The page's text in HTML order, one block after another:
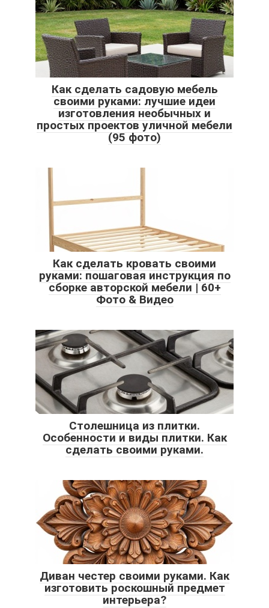
Как сделать садовую мебель
своими руками: лучшие идеи
изготовления необычных и
простых проектов уличной мебели
(95 фото)
Как сделать кровать своими
руками: пошаговая инструкция по
сборке авторской мебели | 60+
Фото & Видео
Столешница из плитки.
Особенности и виды плитки. Как
сделать своими руками.
Диван честер своими руками. Как
изготовить роскошный предмет
интерьера?